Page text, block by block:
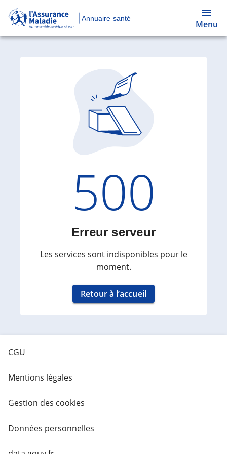
Annuaire santé
Menu
Code
500
Erreur serveur
Les services sont indisponibles pour le
moment.
Retour à l’accueil
CGU
Mentions légales
Gestion des cookies
Données personnelles